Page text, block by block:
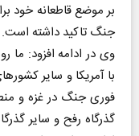
بر موضع قاطعانه خود
جنگ تاکید داشته است.
وی در ادامه افزود: ما
با آمریکا و سایر
فوری جنگ در غزه و
گذرگاه رفح و سایر